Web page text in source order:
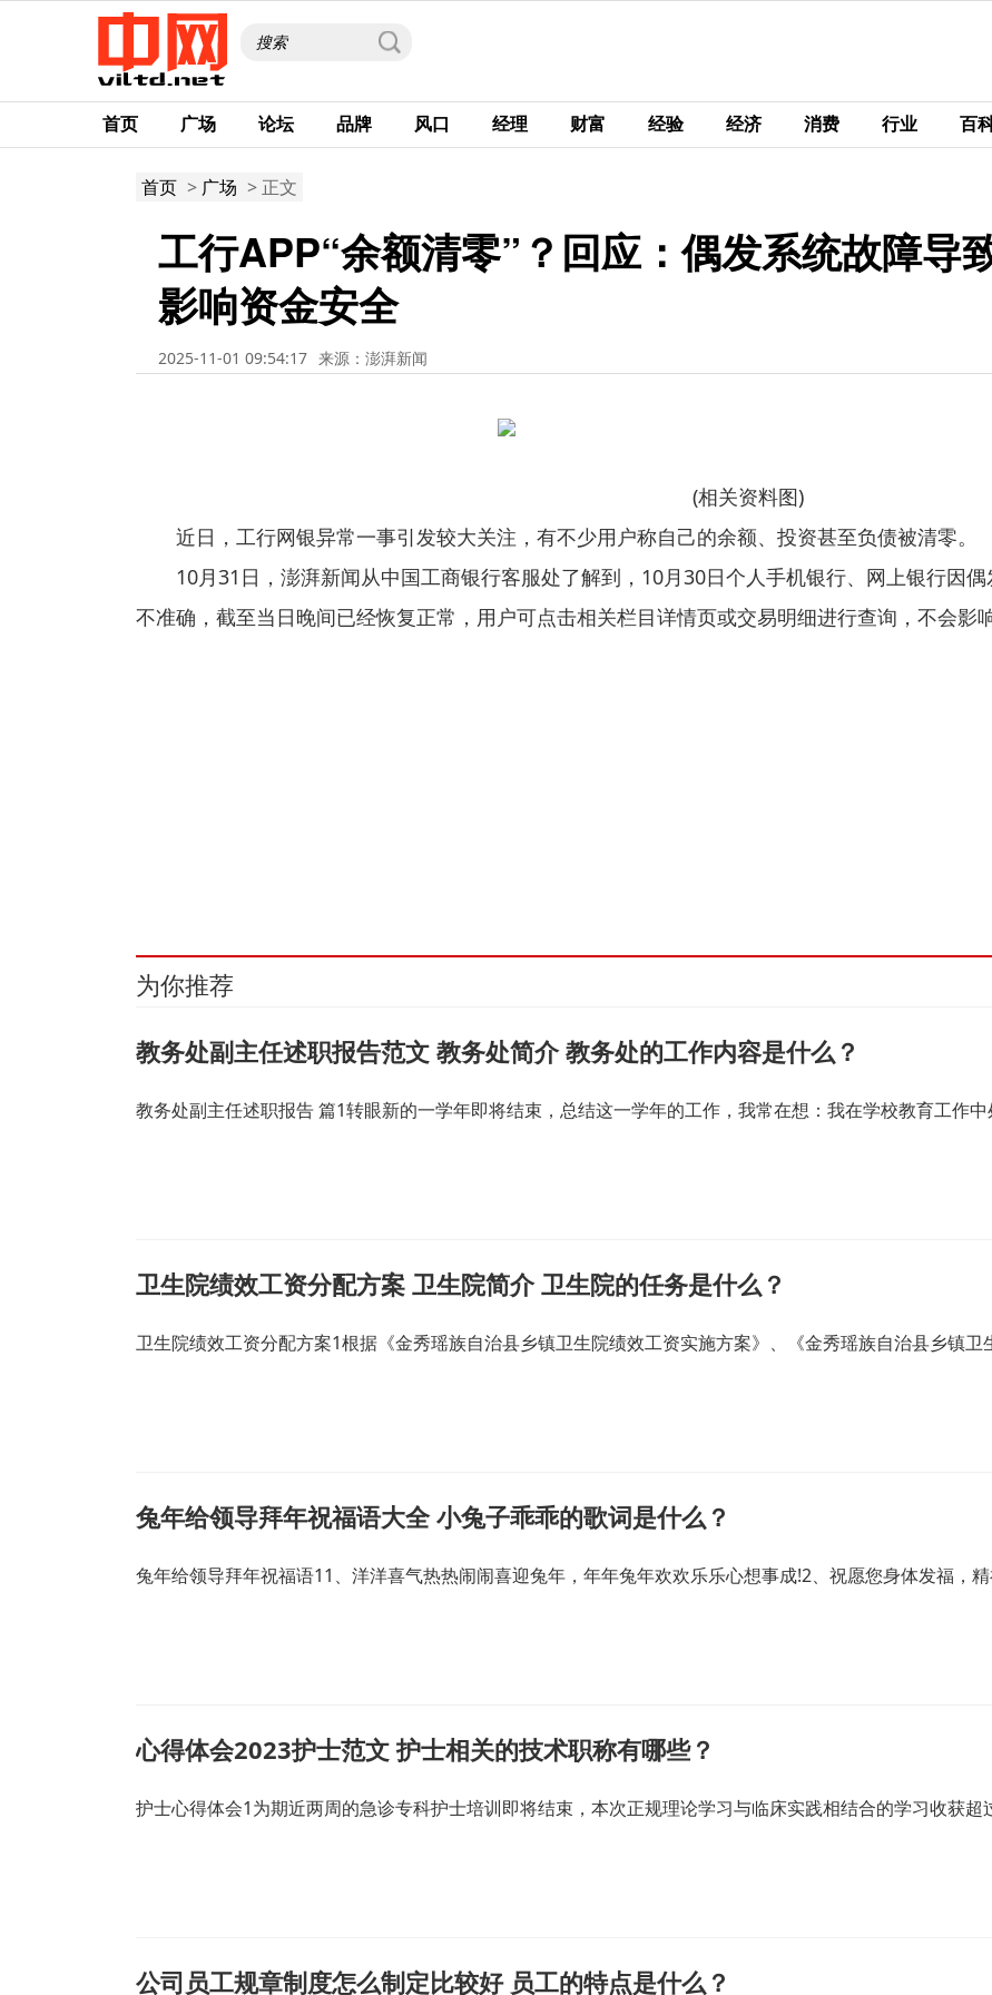
首页 广场 论坛 品牌 风口 经理 财富 经验 经济 消费 行业 百
首页 > 广场 > 正文
工行APP“余额清零”？回应：偶发系统故障导
影响资金安全
2025-11-01 09:54:17 来源：澎湃新闻
(相关资料图)
近日，工行网银异常一事引发较大关注，有不少用户称自己的余额、投资甚至负债被清零。
10月31日，澎湃新闻从中国工商银行客服处了解到，10月30日个人手机银行、网上银行因
不准确，截至当日晚间已经恢复正常，用户可点击相关栏目详情页或交易明细进行查询，不会影
为你推荐
教务处副主任述职报告范文 教务处简介 教务处的工作内容是什么？
教务处副主任述职报告 篇1转眼新的一学年即将结束，总结这一学年的工作，我常在想：我在学校教育工作
卫生院绩效工资分配方案 卫生院简介 卫生院的任务是什么？
卫生院绩效工资分配方案1根据《金秀瑶族自治县乡镇卫生院绩效工资实施方案》、《金秀瑶族自治县乡镇
兔年给领导拜年祝福语大全 小兔子乖乖的歌词是什么？
兔年给领导拜年祝福语11、洋洋喜气热热闹闹喜迎兔年，年年兔年欢欢乐乐心想事成!2、祝愿您身体发福，精
心得体会2023护士范文 护士相关的技术职称有哪些？
护士心得体会1为期近两周的急诊专科护士培训即将结束，本次正规理论学习与临床实践相结合的学习收获
公司员工规章制度怎么制定比较好 员工的特点是什么？